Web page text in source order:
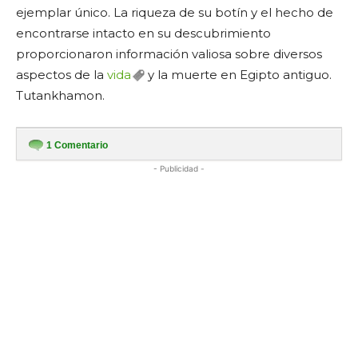
ejemplar único. La riqueza de su botín y el hecho de
encontrarse intacto en su descubrimiento
proporcionaron información valiosa sobre diversos
aspectos de la vida
y la muerte en Egipto antiguo.
Tutankhamon.
1 Comentario
- Publicidad -